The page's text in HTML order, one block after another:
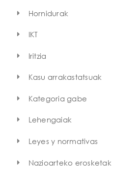
Hornidurak
IKT
Iritzia
Kasu arrakastatsuak
Kategoria gabe
Lehengaiak
Leyes y normativas
Nazioarteko erosketak